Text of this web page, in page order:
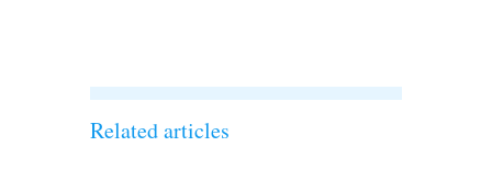
Related articles